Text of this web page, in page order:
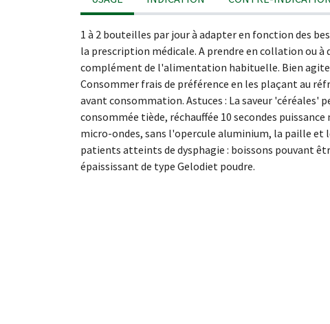
1 à 2 bouteilles par jour à adapter en fonction des
la prescription médicale. A prendre en collation ou à
complément de l'alimentation habituelle. Bien
Consommer frais de préférence en les plaçant au
avant consommation. Astuces : La saveur 'céréales'
consommée tiède, réchauffée 10 secondes puissance
micro-ondes, sans l'opercule aluminium, la paille et
patients atteints de dysphagie : boissons pouvant
épaississant de type Gelodiet poudre.